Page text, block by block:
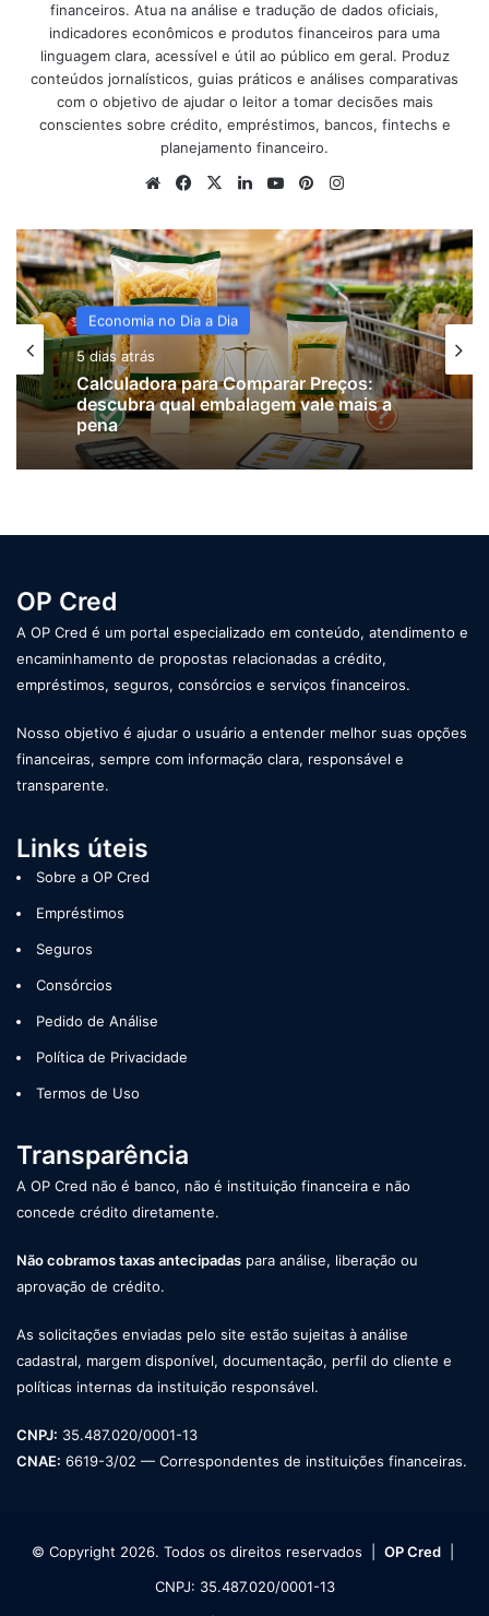
financeiros. Atua na análise e tradução de dados oficiais,
indicadores econômicos e produtos financeiros para uma
linguagem clara, acessível e útil ao público em geral. Produz
conteúdos jornalísticos, guias práticos e análises comparativas
com o objetivo de ajudar o leitor a tomar decisões mais
conscientes sobre crédito, empréstimos, bancos, fintechs e
planejamento financeiro.
WebsiteFacebook
X LinkedinYouTubePinterest
Economia no Dia a Dia
5 dias atrás
Calculadora para Comparar Preços:
Renda Extra para MEI e Autônomos
6 dias atrás
Calculadora para motorista de
aplicativo: descubra quanto precisa
ganhar por km
OP Cred
A OP Cred é um portal especializado em conteúdo, atendimento e
encaminhamento de propostas relacionadas a crédito,
empréstimos, seguros, consórcios e serviços financeiros.
Nosso objetivo é ajudar o usuário a entender melhor suas opções
financeiras, sempre com informação clara, responsável e
transparente.
Links úteis
Sobre a OP Cred
Empréstimos
Seguros
Consórcios
Pedido de Análise
Política de Privacidade
Termos de Uso
Transparência
A OP Cred não é banco, não é instituição financeira e não
concede crédito diretamente.
Não cobramos taxas antecipadas para análise, liberação ou
aprovação de crédito.
As solicitações enviadas pelo site estão sujeitas à análise
cadastral, margem disponível, documentação, perfil do cliente e
políticas internas da instituição responsável.
CNPJ: 35.487.020/0001-13
CNAE: 6619-3/02 — Correspondentes de instituições financeiras.
© Copyright 2026. Todos os direitos reservados | OP Cred|
CNPJ: 35.487.020/0001-13